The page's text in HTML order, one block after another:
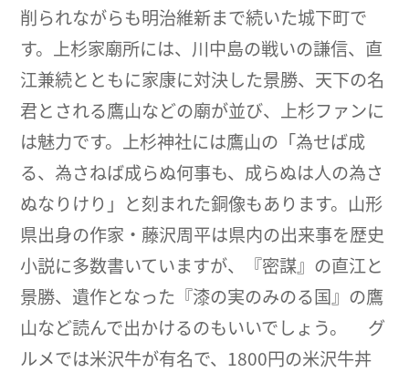
削られながらも明治維新まで続いた城下町で
す。上杉家廟所には、川中島の戦いの謙信、直
江兼続とともに家康に対決した景勝、天下の名
君とされる鷹山などの廟が並び、上杉ファンに
は魅力です。上杉神社には鷹山の「為せば成
る、為さねば成らぬ何事も、成らぬは人の為さ
ぬなりけり」と刻まれた銅像もあります。山形
県出身の作家・藤沢周平は県内の出来事を歴史
小説に多数書いていますが、『密謀』の直江と
景勝、遺作となった『漆の実のみのる国』の鷹
山など読んで出かけるのもいいでしょう。 グ
ルメでは米沢牛が有名で、1800円の米沢牛丼